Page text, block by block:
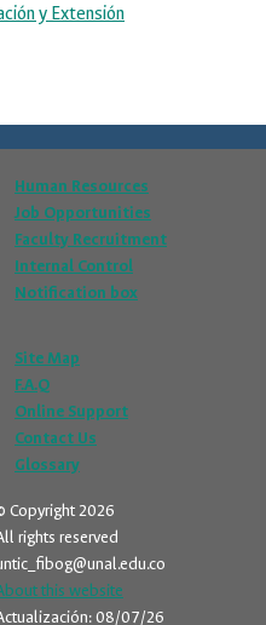
y Extensión
Human Resources
Job Opportunities
Faculty Recruitment
Internal Control
Notification box
Site Map
F.A.Q
Online Support
Contact Us
Glossary
Copyright 2026
rights reserved
this website
08/07/26